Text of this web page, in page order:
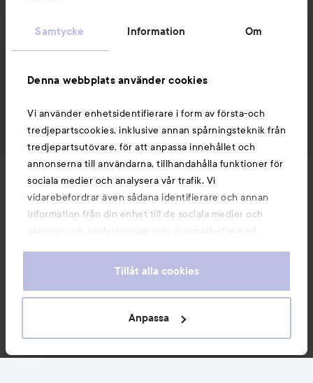
Samtycke Information Om
Denna webbplats använder cookies
Vi använder enhetsidentifierare i form av första-och
tredjepartscookies, inklusive annan spårningsteknik från
tredjepartsutövare, för att anpassa innehållet och
annonserna till användarna, tillhandahålla funktioner för
sociala medier och analysera vår trafik. Vi
vidarebefordrar även sådana identifierare och annan
information från din enhet till de sociala medier och
annons- och analysföretag som vi samarbetar med.
information som du har tillhandahållit eller som de har
våra cookies vid fortsatt användande av vår webbplats.
För information om hur du kan ändra inställningarna för
Tillåt alla cookies
Anpassa
Nyheter och erbjudanden